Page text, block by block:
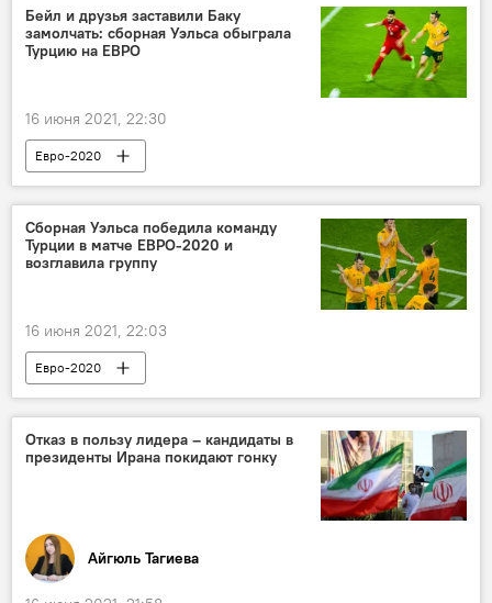
Новости мира
Спорт
ЖИЗНЬ
Евро-2020
матч Турция
Бейл и друзья заставили Баку
замолчать: сборная Уэльса обыграла
Турцию на ЕВРО
16 июня 2021, 22:30
Евро-2020
Сборная Уэльса победила команду
Турции в матче ЕВРО-2020 и
возглавила группу
16 июня 2021, 22:03
Евро-2020
Отказ в пользу лидера – кандидаты в
президенты Ирана покидают гонку
Айгюль Тагиева